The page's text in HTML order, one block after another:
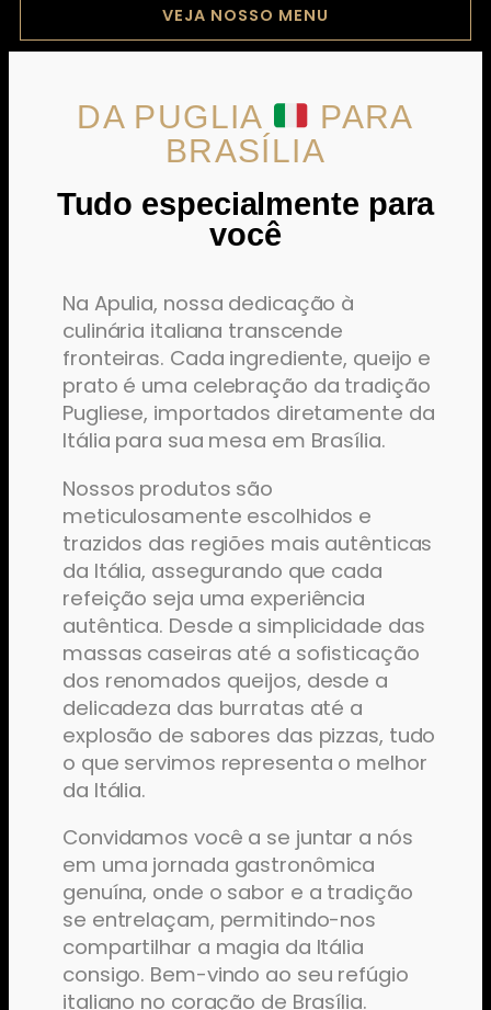
VEJA NOSSO MENU
DA PUGLIA
PARA
BRASÍLIA
Tudo especialmente para
você
Na Apulia, nossa dedicação à
culinária italiana transcende
fronteiras. Cada ingrediente, queijo e
prato é uma celebração da tradição
Pugliese, importados diretamente da
Itália para sua mesa em Brasília.
Nossos produtos são
meticulosamente escolhidos e
trazidos das regiões mais autênticas
da Itália, assegurando que cada
refeição seja uma experiência
autêntica. Desde a simplicidade das
massas caseiras até a sofisticação
dos renomados queijos, desde a
delicadeza das burratas até a
explosão de sabores das pizzas, tudo
o que servimos representa o melhor
da Itália.
Convidamos você a se juntar a nós
em uma jornada gastronômica
genuína, onde o sabor e a tradição
se entrelaçam, permitindo-nos
compartilhar a magia da Itália
consigo. Bem-vindo ao seu refúgio
italiano no coração de Brasília.